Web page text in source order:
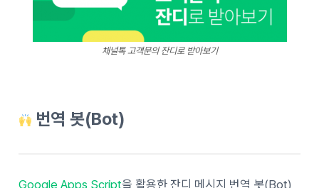
채널톡 고객문의 잔디로 받아보기
번역 봇(Bot)
Google Apps Script을 활용한 잔디 메시지 번역 봇(Bot)